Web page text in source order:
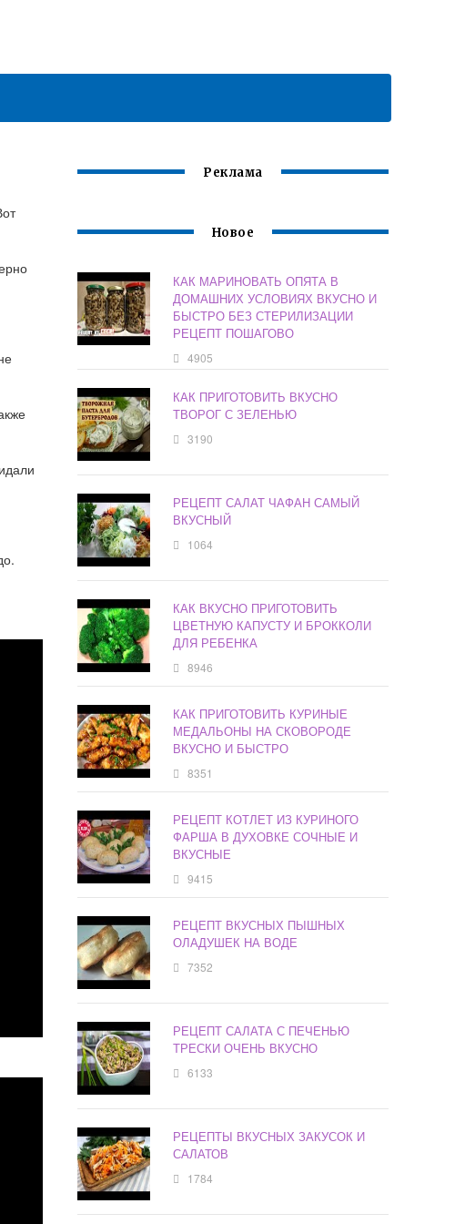
Реклама
Новое
КАК МАРИНОВАТЬ ОПЯТА В
ДОМАШНИХ УСЛОВИЯХ ВКУСНО И
БЫСТРО БЕЗ СТЕРИЛИЗАЦИИ
РЕЦЕПТ ПОШАГОВО
4905
КАК ПРИГОТОВИТЬ ВКУСНО
ТВОРОГ С ЗЕЛЕНЬЮ
3190
РЕЦЕПТ САЛАТ ЧАФАН САМЫЙ
ВКУСНЫЙ
1064
КАК ВКУСНО ПРИГОТОВИТЬ
ЦВЕТНУЮ КАПУСТУ И БРОККОЛИ
ДЛЯ РЕБЕНКА
8946
КАК ПРИГОТОВИТЬ КУРИНЫЕ
МЕДАЛЬОНЫ НА СКОВОРОДЕ
ВКУСНО И БЫСТРО
8351
РЕЦЕПТ КОТЛЕТ ИЗ КУРИНОГО
ФАРША В ДУХОВКЕ СОЧНЫЕ И
ВКУСНЫЕ
9415
РЕЦЕПТ ВКУСНЫХ ПЫШНЫХ
ОЛАДУШЕК НА ВОДЕ
7352
РЕЦЕПТ САЛАТА С ПЕЧЕНЬЮ
ТРЕСКИ ОЧЕНЬ ВКУСНО
6133
РЕЦЕПТЫ ВКУСНЫХ ЗАКУСОК И
САЛАТОВ
1784